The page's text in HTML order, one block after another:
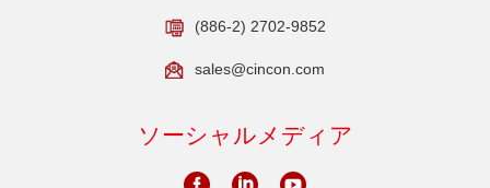
(886-2) 2702-9852
sales@cincon.com
ソーシャルメディア